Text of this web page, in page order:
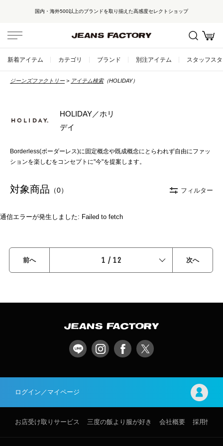
国内・海外500以上のブランドを取り揃えた高感度セレクトショップ
新着アイテム カテゴリ ブランド 別注アイテム スタッフス
ジーンズファクトリー アイテム検索（HOLIDAY）
HOLIDAY／ホリ
デイ
Borderless(ボーダーレス)に固定概念や既成概念にとらわれず自由にファッ
ションを楽しむをコンセプトに"今"を提案します。
対象商品 （0） フィルター
通信エラーが発生しました: Failed to fetch
前へ 1 / 12 次へ
ログイン／マイページ
お店受け取りサービス 三度の飯より服が好き 会社概要 採用情報